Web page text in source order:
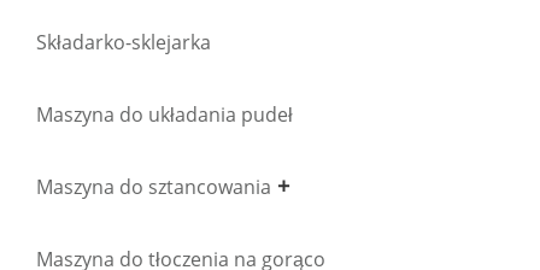
Składarko-sklejarka
Maszyna do układania pudeł
Maszyna do sztancowania
Maszyna do tłoczenia na gorąco